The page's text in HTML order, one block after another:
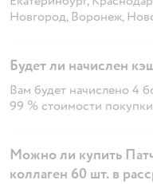
Новгород, Воронеж,
Будет ли начислен
Вам будет начислено 4
99 % стоимости
Можно ли купить
коллаген 60 шт. в